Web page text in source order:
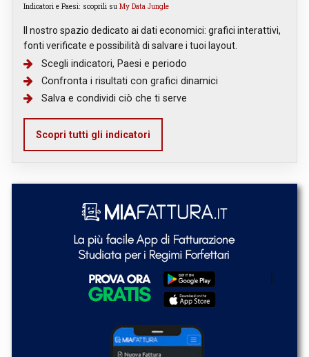
Indicatori e Paesi: scoprili su My Data Jungle
Il nostro spazio dedicato ai dati economici: grafici interattivi,
fonti verificate e possibilità di salvare i tuoi layout.
Scegli indicatori, Paesi e periodo
Confronta i risultati con grafici dinamici
Salva e condividi ciò che ti serve
Scopri tutti gli indicatori